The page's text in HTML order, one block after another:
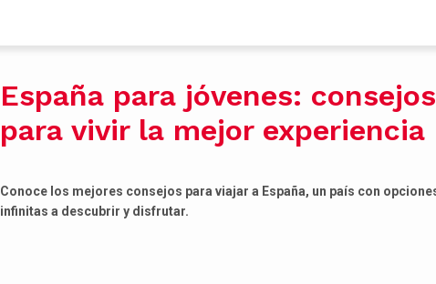
España para jóvenes: consejos
para vivir la mejor experiencia
Conoce los mejores consejos para viajar a España, un país con
infinitas a descubrir y disfrutar.